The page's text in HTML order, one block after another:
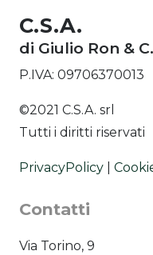
C.S.A.
di Giulio Ron &
P.IVA: 09706370013
©2021 C.S.A. srl
Tutti i diritti riservati
PrivacyPolicy
Contatti
Via Torino, 9